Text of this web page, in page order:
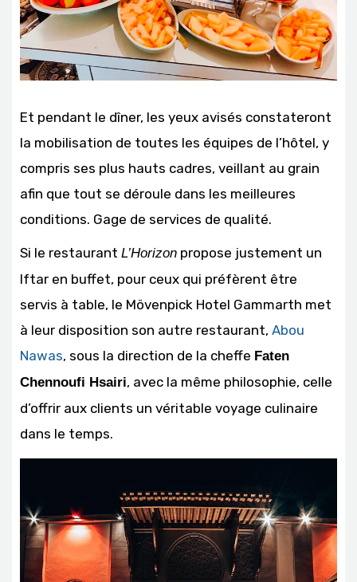
Et pendant le dîner, les yeux avisés constateront
la mobilisation de toutes les équipes de l’hôtel, y
compris ses plus hauts cadres, veillant au grain
afin que tout se déroule dans les meilleures
conditions. Gage de services de qualité.
Si le restaurant L’Horizon propose justement un
Iftar en buffet, pour ceux qui préfèrent être
servis à table, le Mövenpick Hotel Gammarth met
à leur disposition son autre restaurant, Abou
Nawas, sous la direction de la cheffe Faten
Chennoufi Hsairi, avec la même philosophie, celle
d’offrir aux clients un véritable voyage culinaire
dans le temps.